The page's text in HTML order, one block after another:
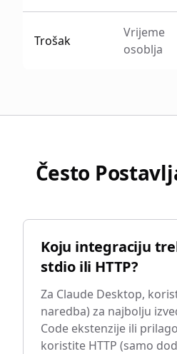
Trošak
Vrijeme
osoblja
Često
Koju integraciju
stdio ili HTTP?
Za Claude Desktop,
naredba) za najbolju
Code ekstenzije ili
koristite HTTP (samo